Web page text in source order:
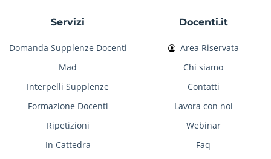
Servizi
Domanda Supplenze Docenti
Mad
Interpelli Supplenze
Formazione Docenti
Ripetizioni
In Cattedra
Docenti.it
Area Riservata
Chi siamo
Contatti
Lavora con noi
Webinar
Faq